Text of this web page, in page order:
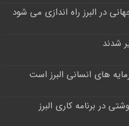
در البرز راه اندازی می شود
شدند
های انسانی البرز است
در برنامه کاری البرز